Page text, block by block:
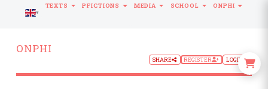
ONPHI
SHARE REGISTER LOGIN
LANGUAGE
TEXTS PFICTIONS MEDIA SCHOOL ONPHI